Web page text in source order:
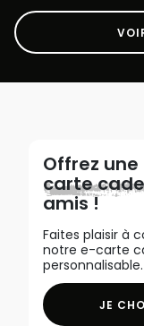
Offrez une
carte
amis !
Faites plaisir à
notre e-carte
personnalisable.
JE